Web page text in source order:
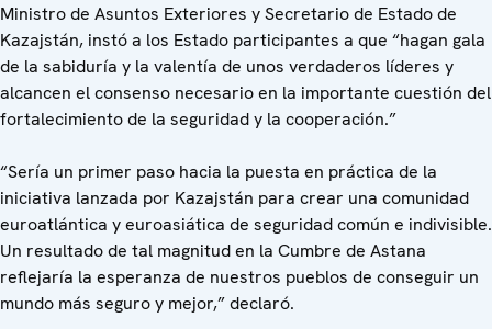
Ministro de Asuntos Exteriores y Secretario de Estado de
Kazajstán, instó a los Estado participantes a que “hagan gala
de la sabiduría y la valentía de unos verdaderos líderes y
alcancen el consenso necesario en la importante cuestión del
fortalecimiento de la seguridad y la cooperación.”
“Sería un primer paso hacia la puesta en práctica de la
iniciativa lanzada por Kazajstán para crear una comunidad
euroatlántica y euroasiática de seguridad común e indivisible.
Un resultado de tal magnitud en la Cumbre de Astana
reflejaría la esperanza de nuestros pueblos de conseguir un
mundo más seguro y mejor,” declaró.